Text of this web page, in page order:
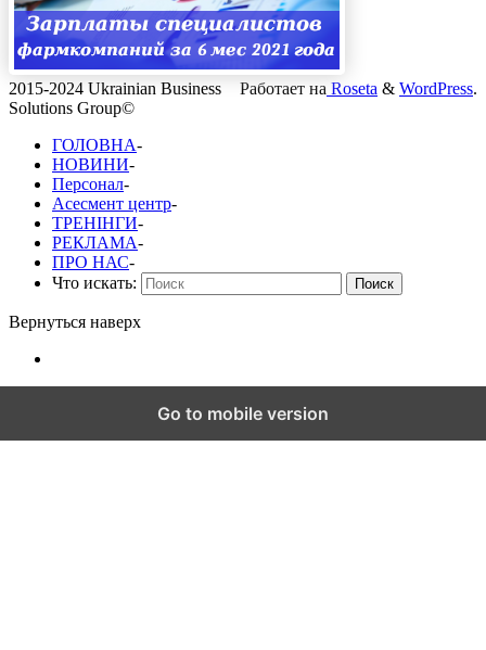
Работает на Roseta & WordPress.
2015-2024 Ukrainian Business
Solutions Group©
ГОЛОВНА-
НОВИНИ-
Персонал-
Асесмент центр-
ТРЕНІНГИ-
РЕКЛАМА-
ПРО НАС-
Что искать:
Поиск
Вернуться наверх
Go to mobile version